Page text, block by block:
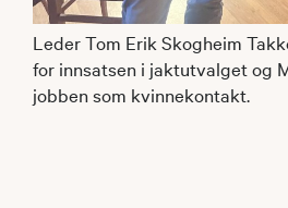
Leder Tom Erik Skogheim
for innsatsen i jaktutvalget og
jobben som kvinnekontakt.